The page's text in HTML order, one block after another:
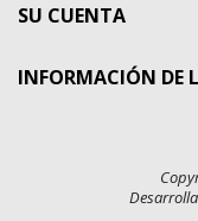
SU CUENTA
INFORMACIÓN DE